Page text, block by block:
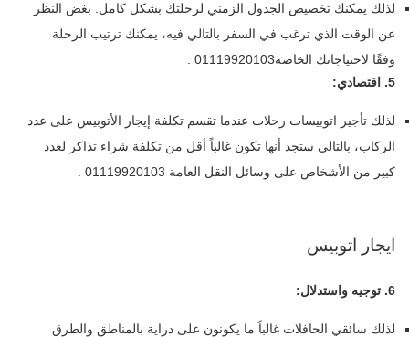
لذلك يمكنك تخصيص الجدول الزمني لرحلتك بشكل كامل. بغض النظر
عن الوقت الذي ترغب في السفر بالتالي فيه، يمكنك ترتيب الرحلة
وفقًا لاحتياجاتك الخاصة01119920103 .
5. اقتصادي:
لذلك تأجير اتوبيسات رحلات عندما تقسم تكلفة إيجار الأتوبيس على عدد
الركاب، بالتالي ستجد أنها تكون غالباً أقل من تكلفة شراء تذاكر لعدد
كبير من الأشخاص على وسائل النقل العامة 01119920103 .
ايجار اتوبيس
6. توجيه واستدلال:
لذلك سائقي الحافلات غالباً ما يكونون على دراية بالمناطق والطرق